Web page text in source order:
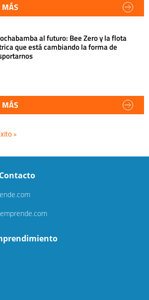
MÁS
al futuro: Bee Zero y la flota
que está cambiando la forma de
MÁS
»